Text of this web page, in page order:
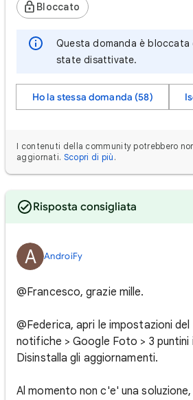
Bloccato
Questa domanda è
state disattivate.
Ho la stessa domanda (58)
I contenuti della community potrebbero
aggiornati. Scopri di più .
Risposta consigliata
A AndroiFy
@Francesco, grazie mille.
@Federica, apri le impostazioni
notifiche > Google Foto > 3 puntini
Disinstalla gli aggiornamenti.
Al momento non c'e' una